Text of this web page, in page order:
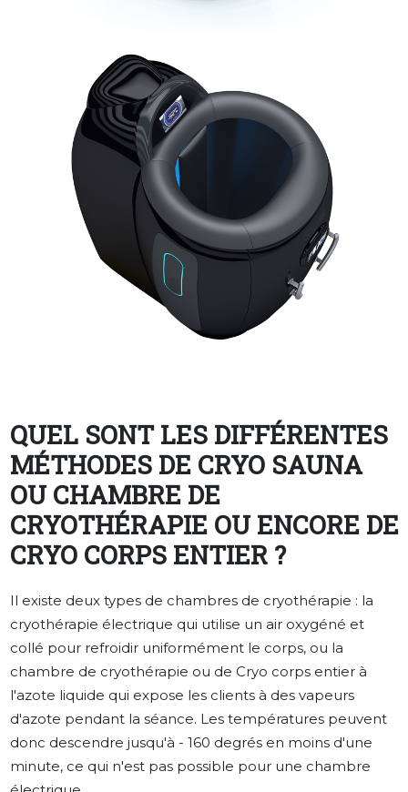
QUEL SONT LES DIFFÉRENTES
MÉTHODES DE CRYO SAUNA
OU CHAMBRE DE
CRYOTHÉRAPIE OU ENCORE DE
CRYO CORPS ENTIER ?
Il existe deux types de chambres de cryothérapie : la
cryothérapie électrique qui utilise un air oxygéné et
collé pour refroidir uniformément le corps, ou la
chambre de cryothérapie ou de Cryo corps entier à
l'azote liquide qui expose les clients à des vapeurs
d'azote pendant la séance. Les températures peuvent
donc descendre jusqu'à - 160 degrés en moins d'une
minute, ce qui n'est pas possible pour une chambre